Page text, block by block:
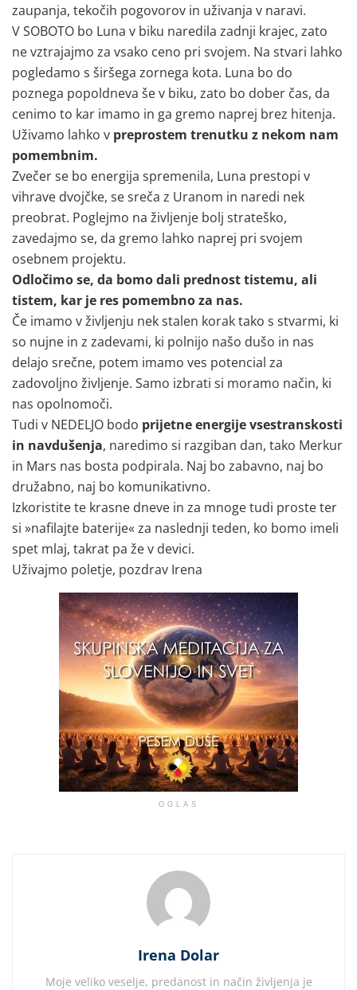
zaupanja, tekočih pogovorov in uživanja v naravi.
V SOBOTO bo Luna v biku naredila zadnji krajec, zato
ne vztrajajmo za vsako ceno pri svojem. Na stvari lahko
pogledamo s širšega zornega kota. Luna bo do
poznega popoldneva še v biku, zato bo dober čas, da
cenimo to kar imamo in ga gremo naprej brez hitenja.
Uživamo lahko v preprostem trenutku z nekom nam
pomembnim.
Zvečer se bo energija spremenila, Luna prestopi v
vihrave dvojčke, se sreča z Uranom in naredi nek
preobrat. Poglejmo na življenje bolj strateško,
zavedajmo se, da gremo lahko naprej pri svojem
osebnem projektu.
Odločimo se, da bomo dali prednost tistemu, ali
tistem, kar je res pomembno za nas.
Če imamo v življenju nek stalen korak tako s stvarmi, ki
so nujne in z zadevami, ki polnijo našo dušo in nas
delajo srečne, potem imamo ves potencial za
zadovoljno življenje. Samo izbrati si moramo način, ki
nas opolnomoči.
Tudi v NEDELJO bodo prijetne energije vsestranskosti
in navdušenja, naredimo si razgiban dan, tako Merkur
in Mars nas bosta podpirala. Naj bo zabavno, naj bo
družabno, naj bo komunikativno.
Izkoristite te krasne dneve in za mnoge tudi proste ter
si »nafilajte baterije« za naslednji teden, ko bomo imeli
spet mlaj, takrat pa že v devici.
Uživajmo poletje, pozdrav Irena
OGLAS
Irena Dolar
Moje veliko veselje, predanost in način življenja je